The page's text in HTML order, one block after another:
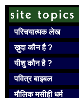
परिचयात्मक लेख
ख़ुदा कौन है ?
यीशु कौन है ?
पवित्र बाइबल
मौलिक मसीही धर्म